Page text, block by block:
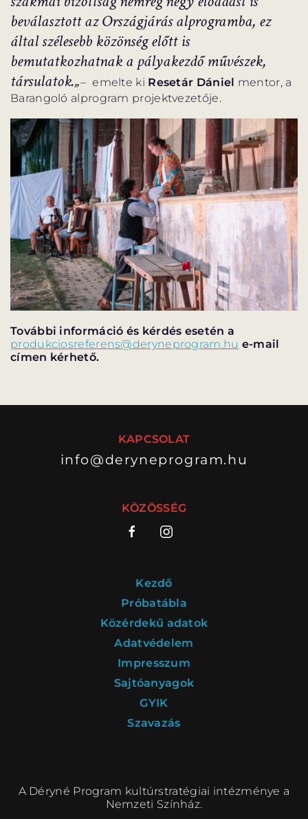
beválasztott az Országjárás alprogramba, ez
által szélesebb közönség előtt is
bemutatkozhatnak a pályakezdő művészek,
társulatok.„– emelte ki Resetár Dániel mentor, a
Barangoló alprogram projektvezetője.
További információ és kérdés esetén a
produkciosreferens@deryneprogram.hu e-mail
címen kérhető.
KAPCSOLAT
info@deryneprogram.hu
KÖZÖSSÉG
Kezdő
Próbatábla
Közérdekű adatok
Adatvédelem
Impresszum
Sajtóanyagok
GYIK
Szavazás
A Déryné Program kultúrstratégiai intézménye a
Nemzeti Színház.